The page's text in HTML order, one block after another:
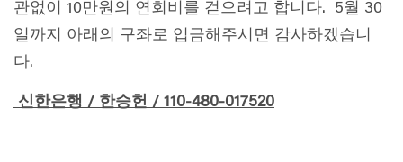
관없이 10만원의 연회비를 걷으려고 합니다. 5월 30
일까지 아래의 구좌로 입금해주시면 감사하겠습니
다.
신한은행 / 한승헌 / 110-480-017520